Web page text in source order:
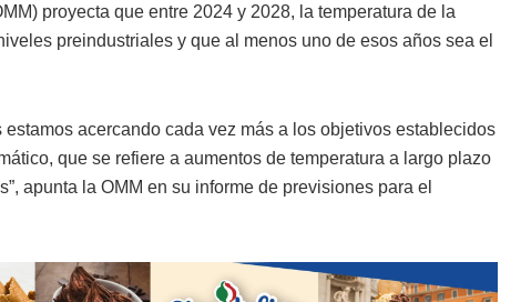
proyecta que entre 2024 y 2028, la temperatura de la
preindustriales y que al menos uno de esos años sea el
acercando cada vez más a los objetivos establecidos
que se refiere a aumentos de temperatura a largo plazo
apunta la OMM en su informe de previsiones para el